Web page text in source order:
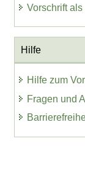
Vorschrift
Hilfe
Hilfe zum
Fragen und